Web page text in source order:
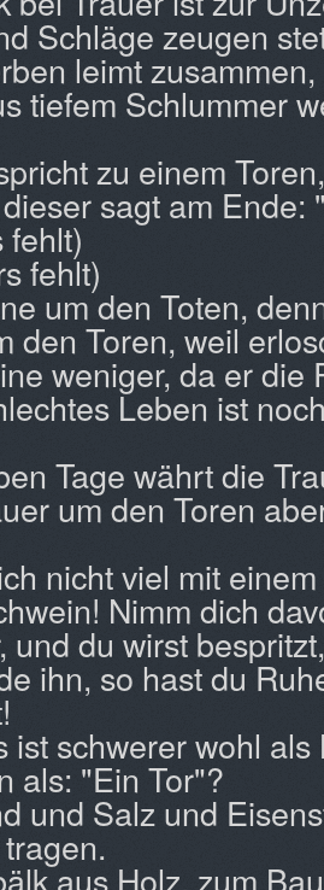
Schläge zeugen
leimt
tiefem Schlummer
zu einem
sagt am Ende:
fehlt)
fehlt)
um den Toten,
den Toren, weil
weniger, da er die
Leben ist
Tage währt die
um den Toren
nicht viel mit
Nimm dich
und du wirst
ihn, so hast du
ist schwerer wohl
als: "Ein Tor"?
und Salz und
aus Holz, zum